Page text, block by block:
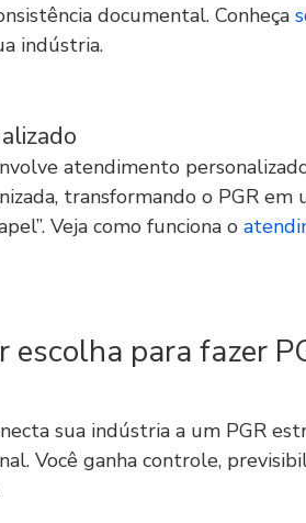
documental. Conheça
indústria.
atendimento
transformando o PGR em
Veja como funciona o
escolha para fazer
sua indústria a um PGR
Você ganha controle,